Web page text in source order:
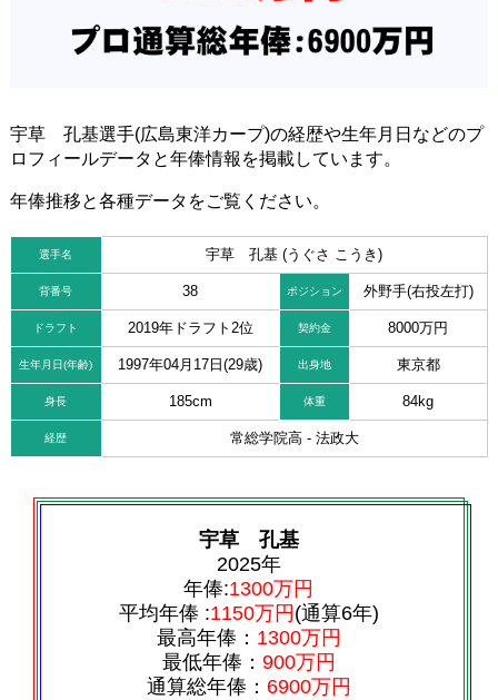
宇草 孔基選手(広島東洋カープ)の経歴や生年月日などのプ
ロフィールデータと年俸情報を掲載しています。
年俸推移と各種データをご覧ください。
選手名 宇草 孔基 (うぐさ こうき)
背番号 38 ポジション 外野手(右投左打)
ドラフト 2019年ドラフト2位 契約金 8000万円
生年月日(年齢) 1997年04月17日(29歳) 出身地 東京都
身長 185cm 体重 84kg
経歴 常総学院高 - 法政大
宇草 孔基
2025年
年俸:1300万円
平均年俸 :1150万円 (通算6年)
最高年俸： 1300万円
最低年俸： 900万円
通算総年俸： 6900万円